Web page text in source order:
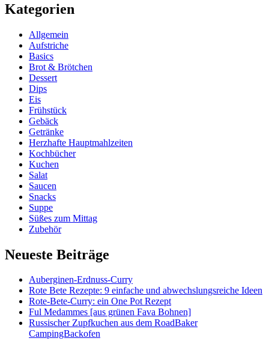
Kategorien
Allgemein
Aufstriche
Basics
Brot & Brötchen
Dessert
Dips
Eis
Frühstück
Gebäck
Getränke
Herzhafte Hauptmahlzeiten
Kochbücher
Kuchen
Salat
Saucen
Snacks
Suppe
Süßes zum Mittag
Zubehör
Neueste Beiträge
Auberginen-Erdnuss-Curry
Rote Bete Rezepte: 9 einfache und abwechslungsreiche Ideen
Rote-Bete-Curry: ein One Pot Rezept
Ful Medammes [aus grünen Fava Bohnen]
Russischer Zupfkuchen aus dem RoadBaker
CampingBackofen